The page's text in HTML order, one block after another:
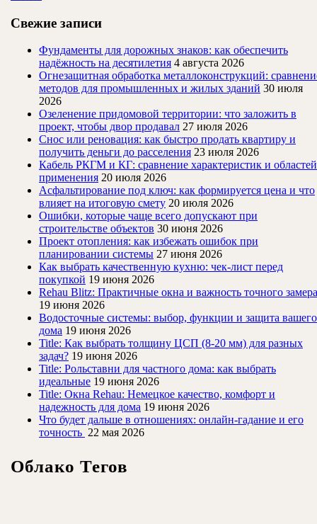
Свежие записи
Фундаменты для дорожных знаков: как обеспечить
надёжность на десятилетия 4 августа 2026
Огнезащитная обработка металлоконструкций:
методов для промышленных и жилых зданий 30 июля
2026
Озеленение придомовой территории: что заложить в
проект, чтобы двор продавал 27 июля 2026
Снос или реновация: как быстро продать квартиру и
получить деньги до расселения 23 июля 2026
Кабель РКГМ и КГ: сравнение характеристик и областей
применения 20 июля 2026
Асфальтирование под ключ: как формируется цена и что
влияет на итоговую смету 20 июля 2026
Ошибки, которые чаще всего допускают при
строительстве объектов 30 июня 2026
Проект отопления: как избежать ошибок при
планировании системы 27 июня 2026
Как выбрать качественную кухню: чек-лист перед
покупкой 19 июня 2026
Rehau Blitz: Практичные окна и важность точного замера
19 июня 2026
Водосточные системы: выбор, функции и защита вашего
дома 19 июня 2026
Title: Как выбрать толщину ЦСП (8-20 мм) для разных
задач? 19 июня 2026
Title: Рольставни для частного дома: как выбрать
идеальные 19 июня 2026
Title: Окна Rehau: Немецкое качество, комфорт и
надежность для дома 19 июня 2026
Что будет дальше в отношениях: онлайн-гадание и его
точность 22 мая 2026
Облако Тегов